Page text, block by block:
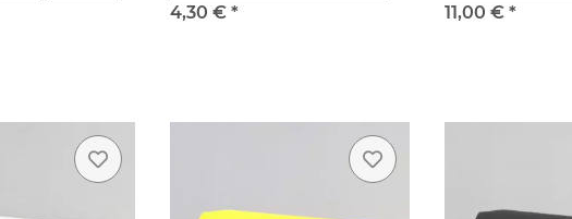
4,30 € *
5mm root
11,00 € *